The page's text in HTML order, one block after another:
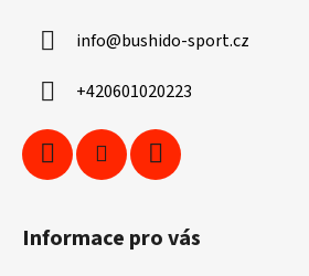
info@bushido-sport.cz
+420601020223
Informace pro vás